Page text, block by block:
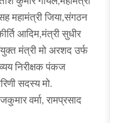
महामंत्री जिया,संगठन
आदिम,मंत्री सुधीर
मंत्री मो अरशद उर्फ
निरीक्षक पंकज
सदस्य मो.
वर्मा, रामप्रसाद